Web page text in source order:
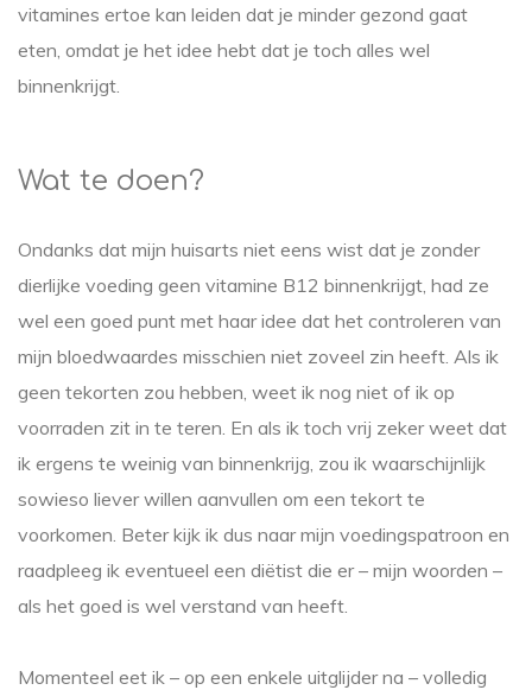
vitamines ertoe kan leiden dat je minder gezond gaat
eten, omdat je het idee hebt dat je toch alles wel
binnenkrijgt.
Wat te doen?
Ondanks dat mijn huisarts niet eens wist dat je zonder
dierlijke voeding geen vitamine B12 binnenkrijgt, had ze
wel een goed punt met haar idee dat het controleren van
mijn bloedwaardes misschien niet zoveel zin heeft. Als ik
geen tekorten zou hebben, weet ik nog niet of ik op
voorraden zit in te teren. En als ik toch vrij zeker weet dat
ik ergens te weinig van binnenkrijg, zou ik waarschijnlijk
sowieso liever willen aanvullen om een tekort te
voorkomen. Beter kijk ik dus naar mijn voedingspatroon en
raadpleeg ik eventueel een diëtist die er – mijn woorden –
als het goed is wel verstand van heeft.
Momenteel eet ik – op een enkele uitglijder na – volledig